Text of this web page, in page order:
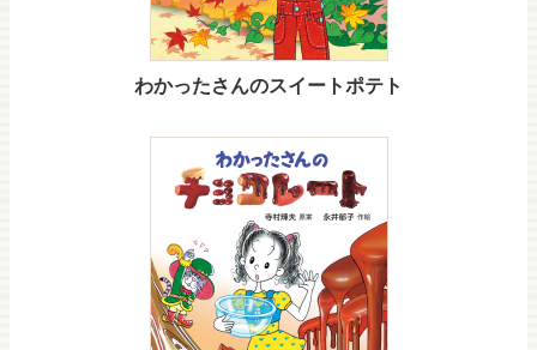
わかったさんのスイートポテト